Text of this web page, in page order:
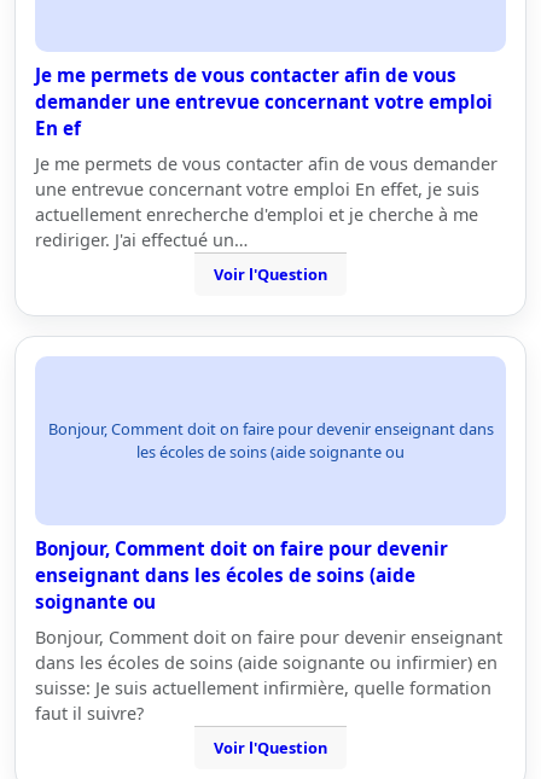
Je me permets de vous contacter afin de vous
demander une entrevue concernant votre emploi
En ef
Je me permets de vous contacter afin de vous demander
une entrevue concernant votre emploi En effet, je suis
actuellement enrecherche d'emploi et je cherche à me
rediriger. J'ai effectué un…
Voir l'Question
Bonjour, Comment doit on faire pour devenir enseignant dans
les écoles de soins (aide soignante ou
Bonjour, Comment doit on faire pour devenir
enseignant dans les écoles de soins (aide
soignante ou
Bonjour, Comment doit on faire pour devenir enseignant
dans les écoles de soins (aide soignante ou infirmier) en
suisse: Je suis actuellement infirmière, quelle formation
faut il suivre?
Voir l'Question